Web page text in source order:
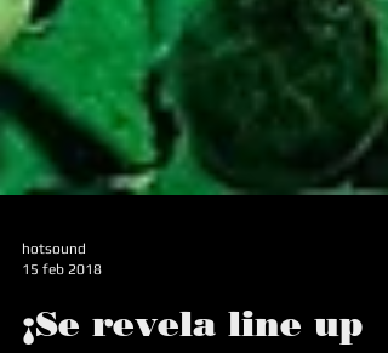
hotsound
15 feb 2018